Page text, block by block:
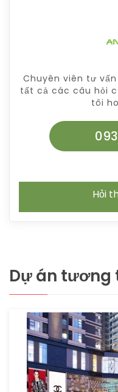
Chuyên viên tư
tất cả các câu hỏi
tôi
Hỏi
Dự án tương